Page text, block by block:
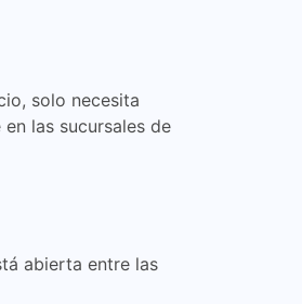
solo necesita
las sucursales de
abierta entre las